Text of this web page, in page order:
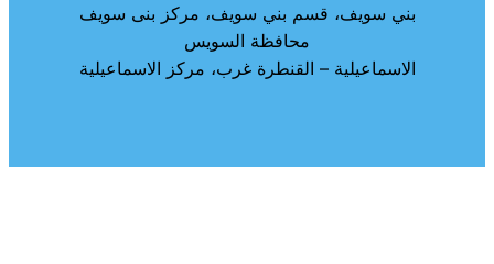
بني سويف، قسم بني سويف، مركز بنى سويف
محافظة السويس
الاسماعيلية – القنطرة غرب، مركز الاسماعيلية